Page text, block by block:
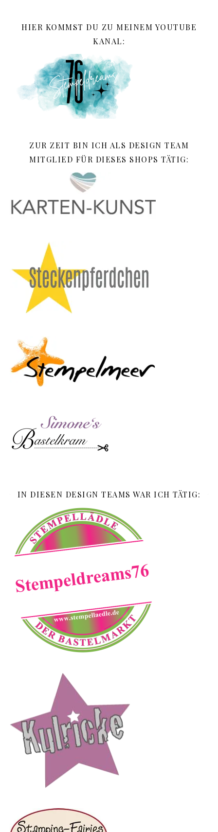
HIER KOMMST DU ZU MEINEM YOUTUBE
KANAL:
ZUR ZEIT BIN ICH ALS DESIGN TEAM
MITGLIED FÜR DIESES SHOPS TÄTIG:
IN DIESEN DESIGN TEAMS WAR ICH TÄTIG: